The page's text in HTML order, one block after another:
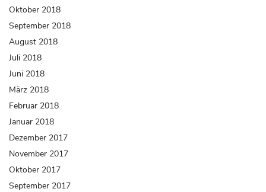
Oktober 2018
September 2018
August 2018
Juli 2018
Juni 2018
März 2018
Februar 2018
Januar 2018
Dezember 2017
November 2017
Oktober 2017
September 2017